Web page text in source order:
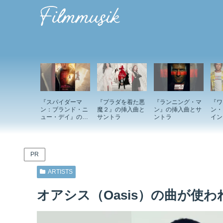
『スパイダーマ
ン：ブランド・ニ
ュー・デイ』の挿
『プラダを着た悪
魔２』の挿入曲と
サントラ
『ランニング・マ
ン』の挿入曲とサ
ントラ
『
ン
イ
PR
ARTISTS
オアシス（Oasis）の曲が使わ